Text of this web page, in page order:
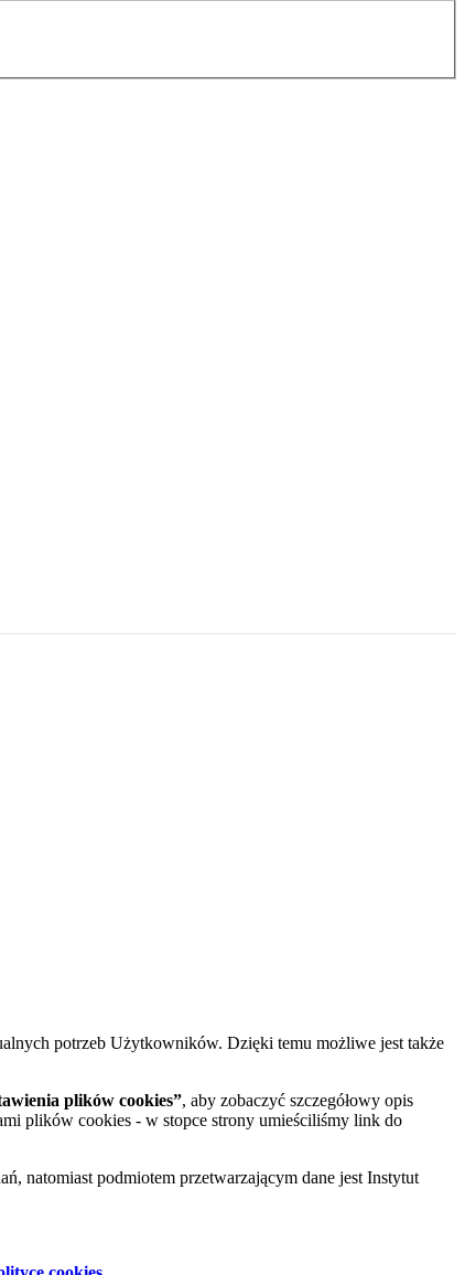
potrzeb Użytkowników. Dzięki temu możliwe jest także
plików cookies”, aby zobaczyć szczegółowy opis
plików cookies - w stopce strony umieściliśmy link do
natomiast podmiotem przetwarzającym dane jest Instytut